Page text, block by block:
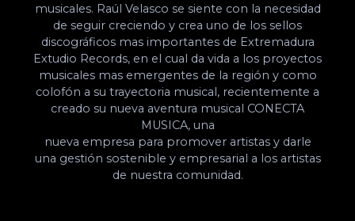
musicales. Raúl Velasco se siente con la necesidad
de seguir creciendo y crea uno de los sellos
discográficos mas importantes de Extremadura
Extudio Records, en el cual da vida a los proyectos
musicales mas emergentes de la región y como
colofón a su trayectoria musical, recientemente a
creado su nueva aventura musical CONECTA
MUSICA, una
nueva empresa para promover artistas y darle
una gestión sostenible y empresarial a los artistas
de nuestra comunidad.